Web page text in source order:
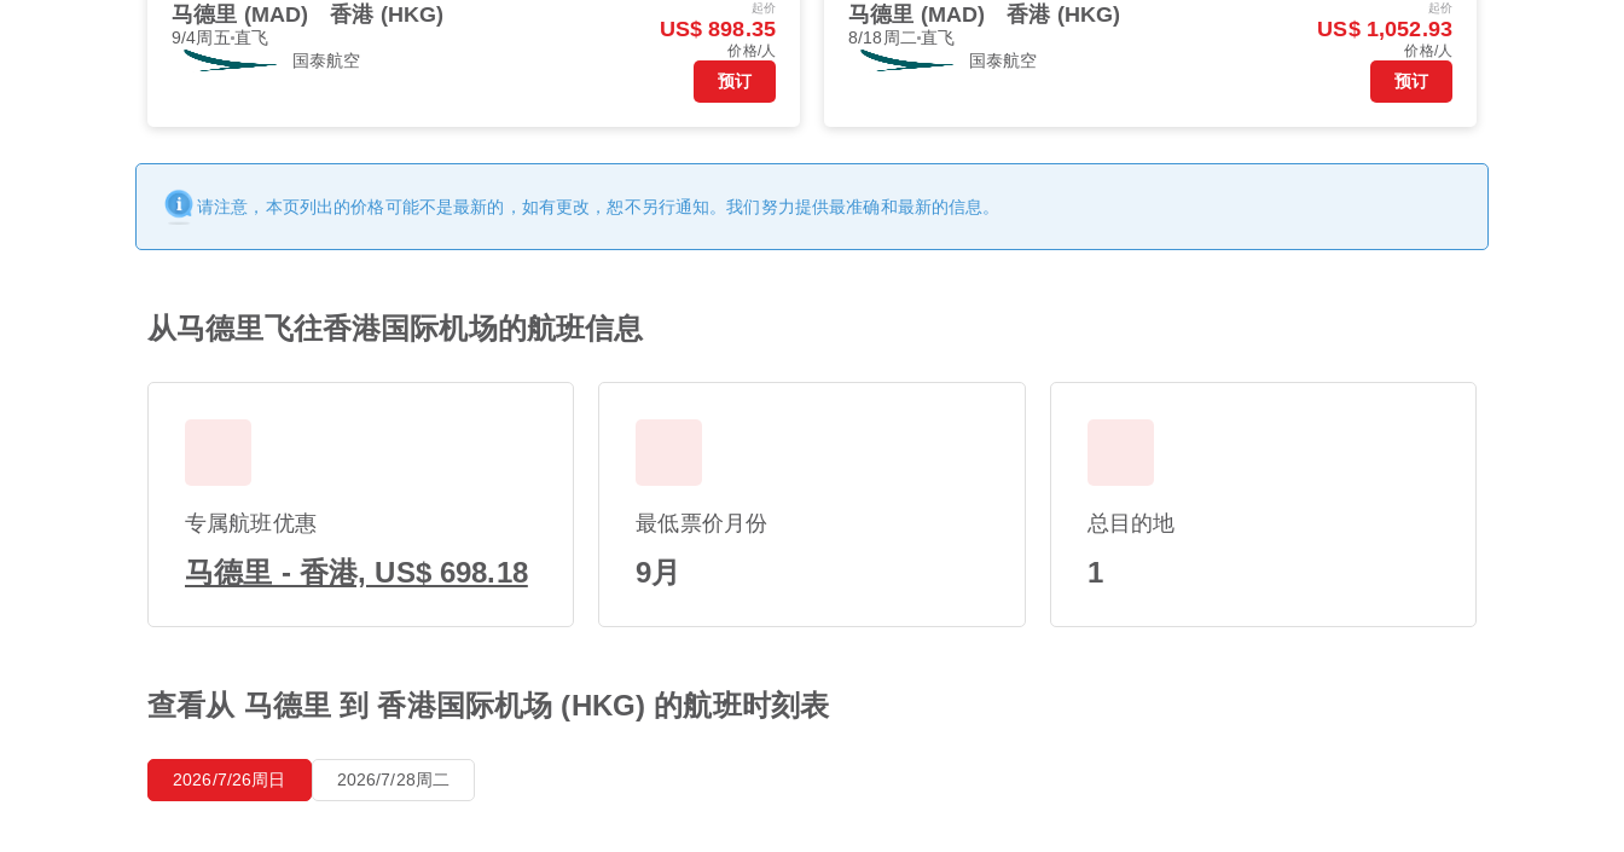
马德里 (MAD) 香港 (HKG)
9/4周五 直飞
国泰航空
起价
US$ 898.35
价格/人
预订
马德里 (MAD) 香港 (HKG)
8/18周二 直飞
国泰航空
起价
US$ 1,052.93
价格/人
预订
请注意，本页列出的价格可能不是最新的，如有更改，恕不另行通知。我们努力提供最准确和最新的信息。
从马德里飞往香港国际机场的航班信息
专属航班优惠
马德里 - 香港, US$ 698.18
最低票价月份
9月
总目的地
1
查看从 马德里 到 香港国际机场 (HKG) 的航班时刻表
2026/7/26周日 2026/7/28周二